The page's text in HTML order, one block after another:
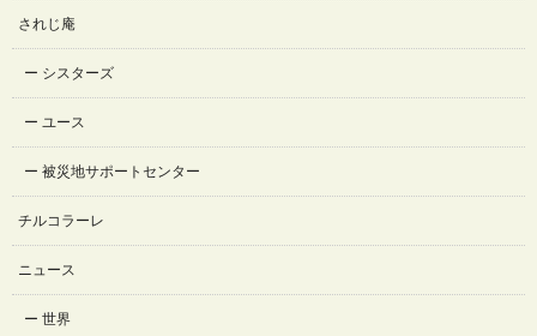
されじ庵
シスターズ
ユース
被災地サポートセンター
チルコラーレ
ニュース
世界